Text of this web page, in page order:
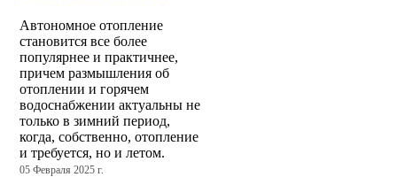
Автономное отопление
становится все более
популярнее и практичнее,
причем размышления об
отоплении и горячем
водоснабжении актуальны не
только в зимний период,
когда, собственно, отопление
и требуется, но и летом.
05 Февраля 2025 г.